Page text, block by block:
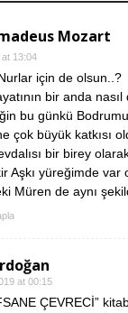
Mozart
13:04
için de olsun..?
bir anda
bu günkü
çok büyük katkısı
bir birey
Aşkı yüreğimde var
Müren de aynı
at 00:15
ÇEVRECİ”